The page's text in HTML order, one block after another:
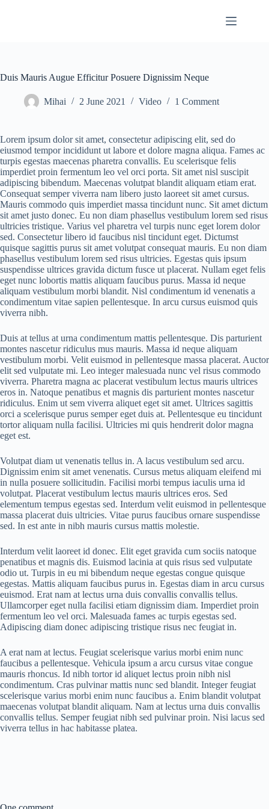
Duis Mauris Augue Efficitur Posuere Dignissim Neque
Mihai 2 June 2021 Video 1 Comment
Lorem ipsum dolor sit amet, consectetur adipiscing elit, sed do
eiusmod tempor incididunt ut labore et dolore magna aliqua. Fames ac
turpis egestas maecenas pharetra convallis. Eu scelerisque felis
imperdiet proin fermentum leo vel orci porta. Sit amet nisl suscipit
adipiscing bibendum. Maecenas volutpat blandit aliquam etiam erat.
Consequat semper viverra nam libero justo laoreet sit amet cursus.
Mauris commodo quis imperdiet massa tincidunt nunc. Sit amet dictum
sit amet justo donec. Eu non diam phasellus vestibulum lorem sed risus
ultricies tristique. Varius vel pharetra vel turpis nunc eget lorem dolor
sed. Consectetur libero id faucibus nisl tincidunt eget. Dictumst
quisque sagittis purus sit amet volutpat consequat mauris. Eu non diam
phasellus vestibulum lorem sed risus ultricies. Egestas quis ipsum
suspendisse ultrices gravida dictum fusce ut placerat. Nullam eget felis
eget nunc lobortis mattis aliquam faucibus purus. Massa id neque
aliquam vestibulum morbi blandit. Nisl condimentum id venenatis a
condimentum vitae sapien pellentesque. In arcu cursus euismod quis
viverra nibh.
Duis at tellus at urna condimentum mattis pellentesque. Dis parturient
montes nascetur ridiculus mus mauris. Massa id neque aliquam
vestibulum morbi. Velit euismod in pellentesque massa placerat. Auctor
elit sed vulputate mi. Leo integer malesuada nunc vel risus commodo
viverra. Pharetra magna ac placerat vestibulum lectus mauris ultrices
eros in. Natoque penatibus et magnis dis parturient montes nascetur
ridiculus. Enim ut sem viverra aliquet eget sit amet. Ultrices sagittis
orci a scelerisque purus semper eget duis at. Pellentesque eu tincidunt
tortor aliquam nulla facilisi. Ultricies mi quis hendrerit dolor magna
eget est.
Volutpat diam ut venenatis tellus in. A lacus vestibulum sed arcu.
Dignissim enim sit amet venenatis. Cursus metus aliquam eleifend mi
in nulla posuere sollicitudin. Facilisi morbi tempus iaculis urna id
volutpat. Placerat vestibulum lectus mauris ultrices eros. Sed
elementum tempus egestas sed. Interdum velit euismod in pellentesque
massa placerat duis ultricies. Vitae purus faucibus ornare suspendisse
sed. In est ante in nibh mauris cursus mattis molestie.
Interdum velit laoreet id donec. Elit eget gravida cum sociis natoque
penatibus et magnis dis. Euismod lacinia at quis risus sed vulputate
odio ut. Turpis in eu mi bibendum neque egestas congue quisque
egestas. Mattis aliquam faucibus purus in. Egestas diam in arcu cursus
euismod. Erat nam at lectus urna duis convallis convallis tellus.
Ullamcorper eget nulla facilisi etiam dignissim diam. Imperdiet proin
fermentum leo vel orci. Malesuada fames ac turpis egestas sed.
Adipiscing diam donec adipiscing tristique risus nec feugiat in.
A erat nam at lectus. Feugiat scelerisque varius morbi enim nunc
faucibus a pellentesque. Vehicula ipsum a arcu cursus vitae congue
mauris rhoncus. Id nibh tortor id aliquet lectus proin nibh nisl
condimentum. Cras pulvinar mattis nunc sed blandit. Integer feugiat
scelerisque varius morbi enim nunc faucibus a. Enim blandit volutpat
maecenas volutpat blandit aliquam. Nam at lectus urna duis convallis
convallis tellus. Semper feugiat nibh sed pulvinar proin. Nisi lacus sed
viverra tellus in hac habitasse platea.